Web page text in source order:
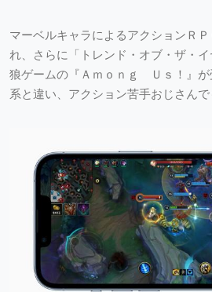
マーベルキャラによるアクションＲ
れ、さらに「トレンド・オブ・ザ・
狼ゲームの『Ａｍｏｎｇ Ｕｓ！』が
系と違い、アクション苦手おじさん